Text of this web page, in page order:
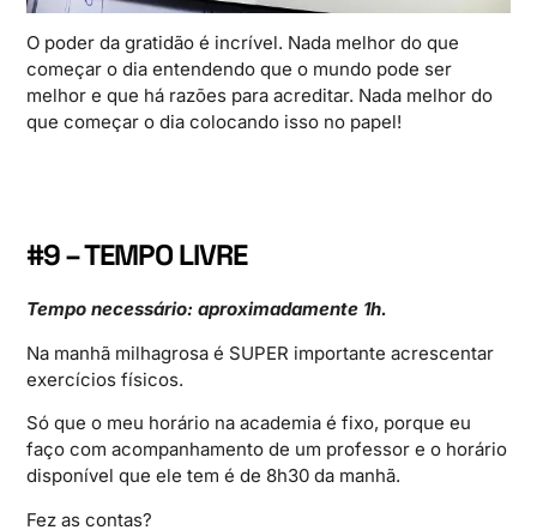
O poder da gratidão é incrível. Nada melhor do que
começar o dia entendendo que o mundo pode ser
melhor e que há razões para acreditar. Nada melhor do
que começar o dia colocando isso no papel!
#9 – TEMPO LIVRE
Tempo necessário: aproximadamente 1h.
Na manhã milhagrosa é SUPER importante acrescentar
exercícios físicos.
Só que o meu horário na academia é fixo, porque eu
faço com acompanhamento de um professor e o horário
disponível que ele tem é de 8h30 da manhã.
Fez as contas?